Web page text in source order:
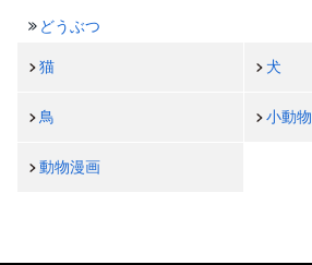
どうぶつ
猫 犬
鳥 小動物
動物漫画